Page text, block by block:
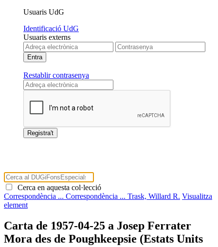
Usuaris UdG
Identificació UdG
Usuaris externs
Restablir contrasenya
Cerca en aquesta col·lecció
Correspondència ... Correspondència ... Trask, Willard R. Visualitza
element
Carta de 1957-04-25 a Josep Ferrater
Mora des de Poughkeepsie (Estats Units